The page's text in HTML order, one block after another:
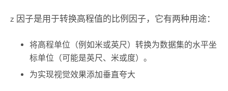
z 因子是用于转换高程值的比例因子，它有两种用途：
将高程单位（例如米或英尺）转换为数据集的水平坐
标单位（可能是英尺、米或度）。
为实现视觉效果添加垂直夸大